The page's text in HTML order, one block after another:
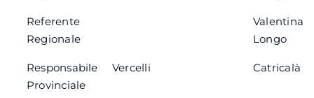
Referente
Regionale
Valentina
Longo
Responsabile
Provinciale
Vercelli Catricalà